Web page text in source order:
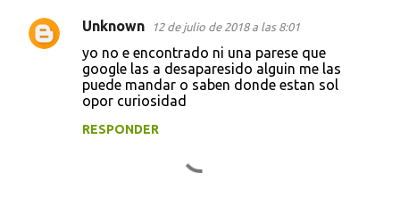
Unknown 12 de julio de 2018 a las 8:01
yo no e encontrado ni una parese que
google las a desaparesido alguin me las
puede mandar o saben donde estan sol
opor curiosidad
RESPONDER